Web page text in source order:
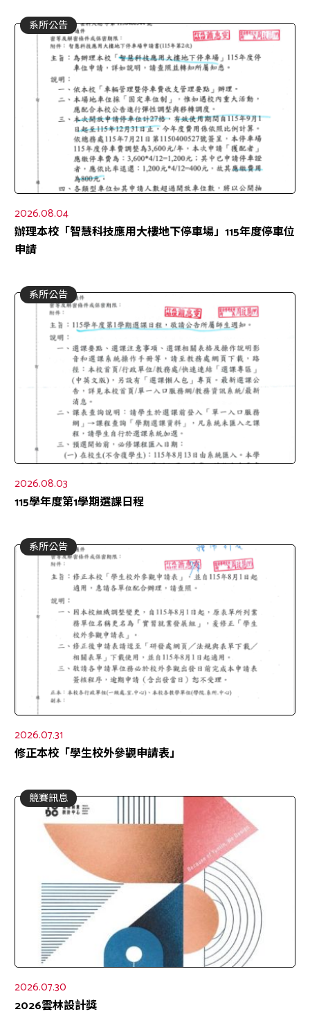
系所公告
2026.08.04
辦理本校「智慧科技應用大樓地下停車場」115年度停車位
申請
系所公告
2026.08.03
115學年度第1學期選課日程
系所公告
2026.07.31
修正本校「學生校外參觀申請表」
競賽訊息
2026.07.30
2026雲林設計獎